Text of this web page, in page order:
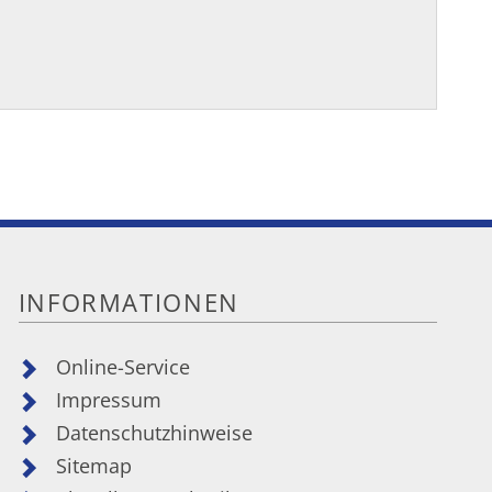
INFORMATIONEN
Online-Service
Impressum
Datenschutzhinweise
Sitemap